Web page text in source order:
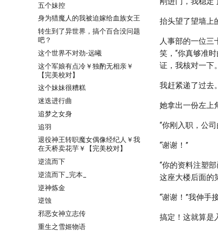
五个妹控
身为猎魔人的我被迫嫁给血族女王
转生到了异世界，搞个百合没问题
吧？
这个世界不对劲-远曦
这个军娘有点冷￥独酌无相亲￥
【完美校对】
这个妹妹很糟糕
迷迭进行曲
追梦之女身
追羽
退役神王转职魔女偶像经纪人￥我
在天桥卖花芋￥【完美校对】
逆流而下
逆流而下_完本_
逆神炼金
逆蚀
邪恶女神立志传
重生之雪姬物语
抬头望了望墙上
人事部的一位三
笑，“你真够准
证，我核对一下
我赶紧递了过去
她拿出一份左上
“你刚入职，公
“谢谢！”
“你的资料注塑
这座大楼后面的
“谢谢！”我伸手
搞定！这就算是